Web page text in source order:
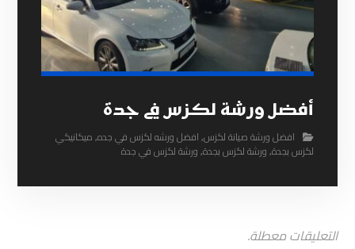
أفضل ورشة لكزس في جدة
افضل ورشة صيانة لكزس,افضل ورشه لكزس في جده,ميكانيكي
لكزس بجدة,ورشة لكزس بجدة,ورشة لكزس في جدة
التعليقات معطلة.